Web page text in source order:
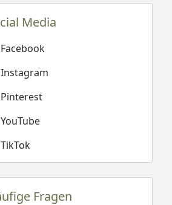
Media
Facebook
Instagram
Pinterest
YouTube
TikTok
Fragen